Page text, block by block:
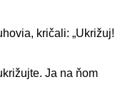
kričali: „Ukrižuj!
Ja na ňom